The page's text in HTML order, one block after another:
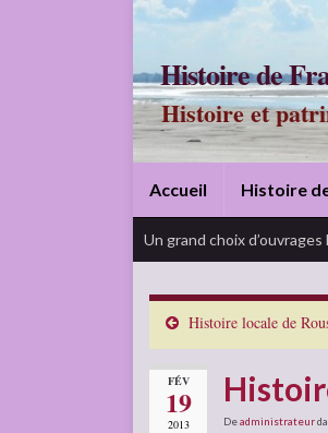
Histoire de
Histoire et
Accueil Histoire
Un grand choix
Histoire locale de
FÉV
19
2013 Deadministrateur